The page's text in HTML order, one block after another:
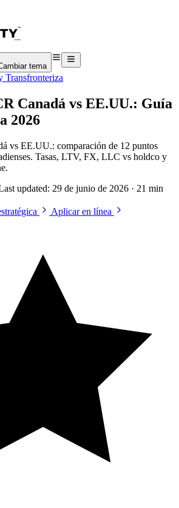
tema
Transfronteriza
Canadá vs EE.UU.: Guía
2026
vs EE.UU.: comparación de 12 puntos
Tasas, LTV, FX, LLC vs holdco y
updated: 29 de junio de 2026 · 21 min
Aplicar en línea